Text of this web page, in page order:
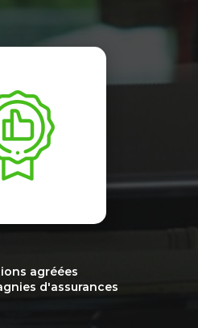
agréées
d'assurances